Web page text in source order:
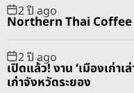
2 ปี ago
Northern Thai Coffee
2 ปี ago
เปิดแล้ว! งาน ‘เมืองเก่า
เก่าจังหวัดระยอง